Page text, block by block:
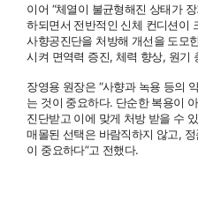
이어 “체열이 불균형해진 상태가
하되면서 전반적인 신체 컨디션이
사향공진단을 처방해 개선을 도모
시켜 면역력 증진, 체력 향상, 원기
장영용 원장은 “사향과 녹용 등의
는 것이 중요하다. 단순한 복용이
진단받고 이에 맞게 처방 받을 수
매몰된 선택은 바람직하지 않고,
이 중요하다”고 전했다.